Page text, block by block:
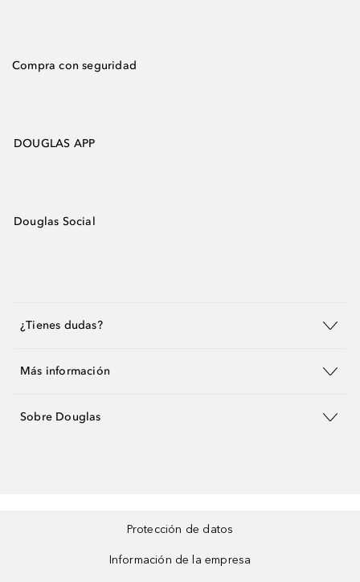
Compra con seguridad
DOUGLAS APP
Douglas Social
¿Tienes dudas?
Más información
Sobre Douglas
Protección de datos
Información de la empresa